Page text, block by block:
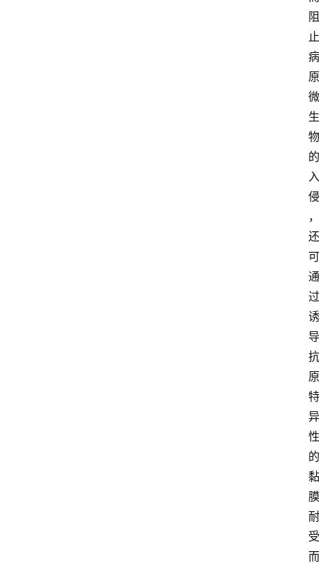
阻
止
病
原
微
生
物
的
入
侵
，
还
可
通
过
诱
导
抗
原
特
异
性
的
黏
膜
耐
受
而